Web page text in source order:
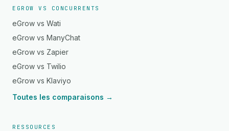
EGROW VS CONCURRENTS
eGrow vs Wati
eGrow vs ManyChat
eGrow vs Zapier
eGrow vs Twilio
eGrow vs Klaviyo
Toutes les comparaisons →
RESSOURCES